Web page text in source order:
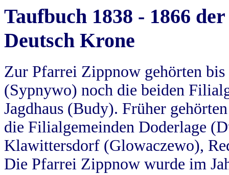
Taufbuch 1838 - 1866
Deutsch Krone
Zur Pfarrei Zippnow gehörten
(Sypnywo) noch die beiden
Jagdhaus (Budy). Früher
die Filialgemeinden Doderlage
Klawittersdorf (Glowaczewo),
Die Pfarrei Zippnow wurde im